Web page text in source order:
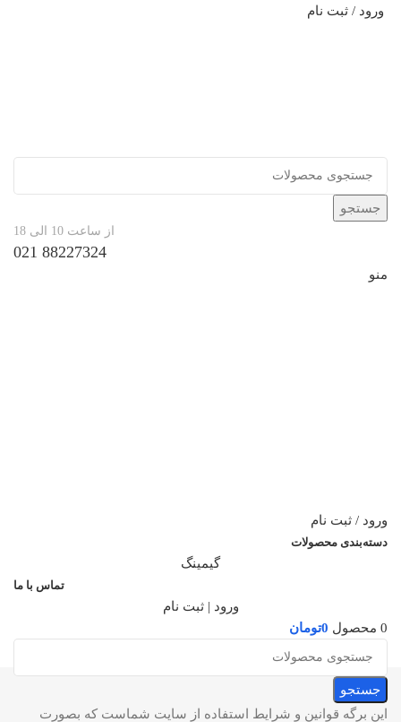
ورود / ثبت نام
جستجو
از ساعت 10 الی 18
88227324 021
منو
ورود / ثبت نام
دسته‌بندی محصولات
گیمینگ
تماس با ما
ورود | ثبت نام
0 محصول 0تومان
جستجو
این برگه قوانین و شرایط استفاده از سایت شماست که بصورت